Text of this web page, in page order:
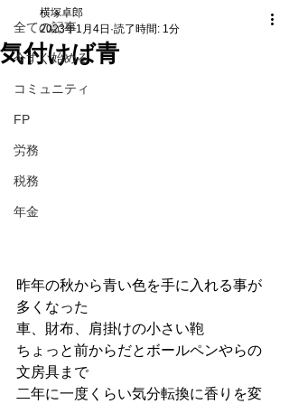
全ての記事
今すぐ始める
コミュニティ
FP
労務
税務
年金
気付けば青
横塚卓郎
2023年1月4日 読了時間: 1分
昨年の秋から青い色を手に入れる事が
多くなった
車、財布、肩掛けの小さい鞄
ちょっと前からだとボールペンやらの
文房具まで
二年に一度くらい気分転換に香りを変